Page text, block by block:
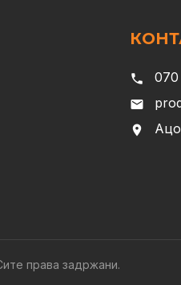
phone 070
email
location_on
права задржани.